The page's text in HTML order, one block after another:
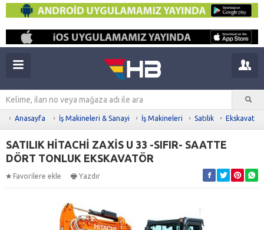
Anasayfa İş Makineleri & Sanayi İş Makineleri Satılık Ekskavatör
SATILIK HİTACHİ ZAXİS U 33 -SIFIR- SAATTE
DÖRT TONLUK EKSKAVATÖR
Favorilere ekle Yazdır